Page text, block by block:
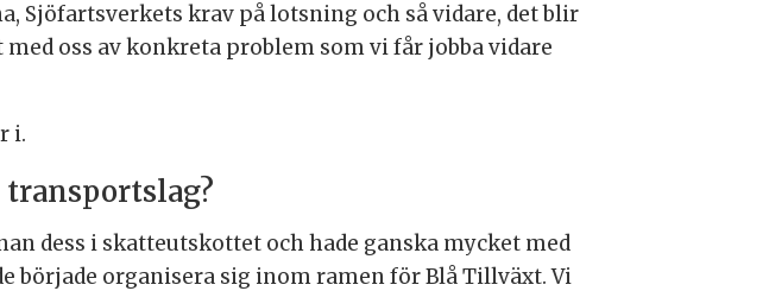
Sjöfartsverkets krav på lotsning och så vidare, det blir
oss av konkreta problem som vi får jobba vidare
i.
dess i skatteutskottet och hade ganska mycket med
började organisera sig inom ramen för Blå Tillväxt. Vi